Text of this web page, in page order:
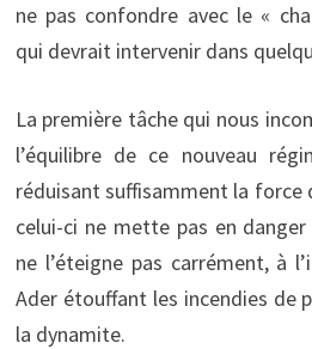
ne pas confondre avec le «
qui devrait intervenir dans
La première tâche qui nous
l’équilibre de ce nouveau
réduisant suffisamment la force
celui-ci ne mette pas en
ne l’éteigne pas carrément, à
Ader étouffant les incendies de
la dynamite.